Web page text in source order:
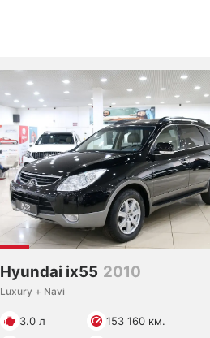
Hyundai ix55 2010
Luxury + Navi
3.0 л
153 160 км.